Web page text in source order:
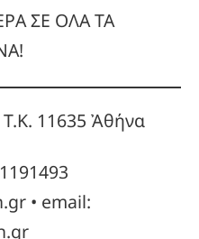
ΣΕ ΟΛΑ ΤΑ
11635 Ἀθήνα
• email: